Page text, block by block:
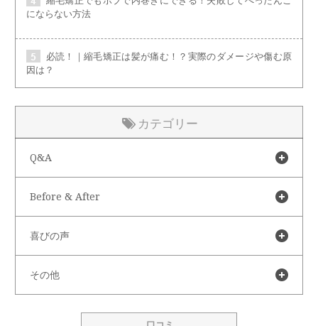
にならない方法
必読！｜縮毛矯正は髪が痛む！？実際のダメージや傷む原
因は？
カテゴリー
Q&A
Before & After
喜びの声
その他